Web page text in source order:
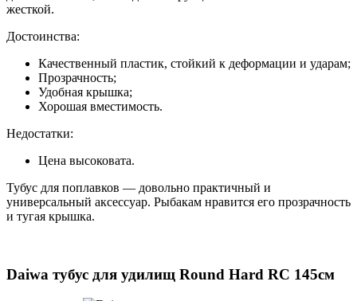
жесткой.
Достоинства:
Качественный пластик, стойкий к деформации и ударам;
Прозрачность;
Удобная крышка;
Хорошая вместимость.
Недостатки:
Цена высоковата.
Тубус для поплавков — довольно практичный и
универсальный аксессуар. Рыбакам нравится его прозрачность
и тугая крышка.
Daiwa тубус для удилищ Round Hard RC 145см